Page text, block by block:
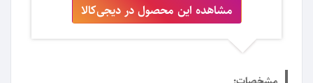
مشاهده این محصول در دیجی‌کالا